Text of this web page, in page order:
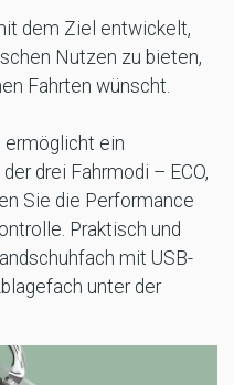
dem Ziel entwickelt,
Nutzen zu bieten,
Fahrten wünscht.
ermöglicht ein
drei Fahrmodi – ECO,
Sie die Performance
Praktisch und
mit USB-
unter der